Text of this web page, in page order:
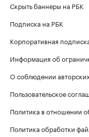
Скрыть баннеры на РБК
Подписка на РБК
Корпоративная
Информация об
О соблюдении
Пользовательское
Политика в отношении
Политика обработки